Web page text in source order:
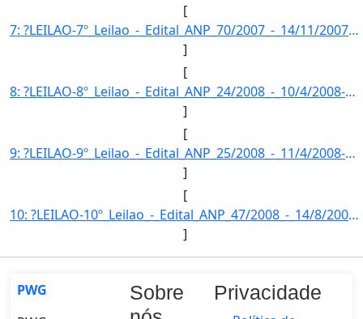
[
7: ?LEILAO-7º_Leilao_-_Edital_ANP_70/2007_-_14/11/2007-FASE_DA_MISTURA-Fase_da_mistura_obrigatoria_(2%_]
]
[
8: ?LEILAO-8º_Leilao_-_Edital_ANP_24/2008_-_10/4/2008-FASE_DA_MISTURA-Fase_da_mistura_obrigatoria_(2%_d]
]
[
9: ?LEILAO-9º_Leilao_-_Edital_ANP_25/2008_-_11/4/2008-FASE_DA_MISTURA-Fase_da_mistura_obrigatoria_(2%_d]
]
[
10: ?LEILAO-10º_Leilao_-_Edital_ANP_47/2008_-_14/8/2008-FASE_DA_MISTURA-Fase_da_mistura_obrigatoria_(2%_]
]
PWG
Sobre
Privacidade